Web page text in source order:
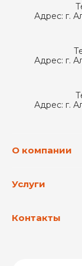
Адрес: г.
Адрес: г.
Адрес: г.
О компании
Услуги
Контакты